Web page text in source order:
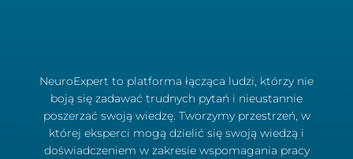
NeuroExpert to platforma łącząca ludzi, którzy nie
boją się zadawać trudnych pytań i nieustannie
poszerzać swoją wiedzę. Tworzymy przestrzeń, w
której eksperci mogą dzielić się swoją wiedzą i
doświadczeniem w zakresie wspomagania pracy